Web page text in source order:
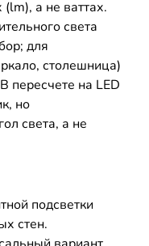
а не ваттах.
света
для
столешница)
пересчете на LED
но
света, а не
подсветки
стен.